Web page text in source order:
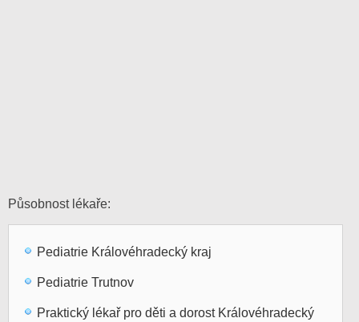
Působnost lékaře:
Pediatrie Královéhradecký kraj
Pediatrie Trutnov
Praktický lékař pro děti a dorost Královéhradecký